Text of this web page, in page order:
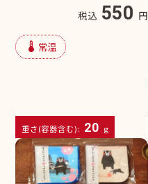
税込 550 円
device_thermostat 常温
重さ(容器含む): 20 g